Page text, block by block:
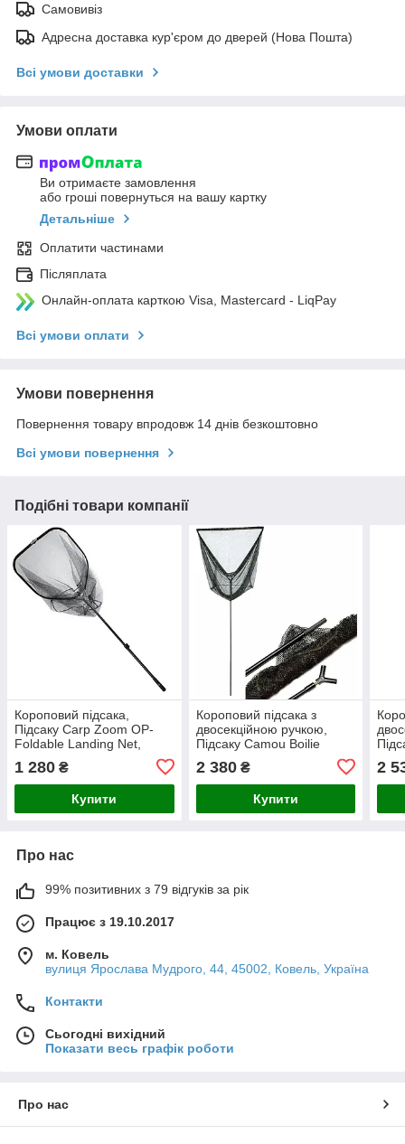
Самовивіз
Адресна доставка кур'єром до дверей (Нова Пошта)
Всі умови доставки
Умови оплати
Ви отримаєте замовлення
або гроші повернуться на вашу картку
Детальніше
Оплатити частинами
Післяплата
Онлайн-оплата карткою Visa, Mastercard - LiqPay
Всі умови оплати
Умови повернення
Повернення товару впродовж 14 днів безкоштовно
Всі умови повернення
Подібні товари компанії
Короповий підсака,
Підсаку Carp Zoom OP-
Foldable Landing Net,
1 280 ₴
Купити
Короповий підсака з
двосекційною ручкою,
Підсаку Camou Boilie
2 380₴
Купити
2
Про нас
99% позитивних з 79 відгуків за рік
Працює з 19.10.2017
м. Ковель
вулиця Ярослава Мудрого, 44, 45002, Ковель, Україна
Контакти
Сьогодні вихідний
Показати весь графік роботи
Про нас